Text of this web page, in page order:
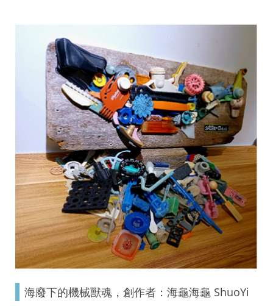
海廢下的機械獸魂，創作者：海龜海龜 ShuoYi